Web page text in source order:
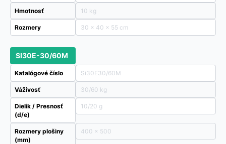
Hmotnosť 10 kg
Rozmery 30 × 40 × 55 cm
SI30E-30/60M
Katalógové číslo Si30E30/60M
Váživosť 30/60 kg
Dielik / Presnosť
(d/e)
10/20 g
Rozmery plošiny
(mm)
400 x 500